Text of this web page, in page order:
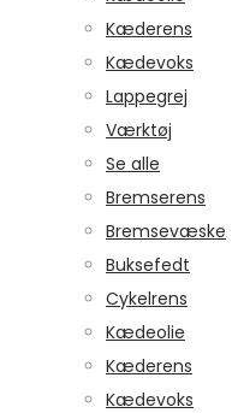
Kæderens
Kædevoks
Lappegrej
Værktøj
Se alle
Bremserens
Bremsevæske
Buksefedt
Cykelrens
Kædeolie
Kæderens
Kædevoks